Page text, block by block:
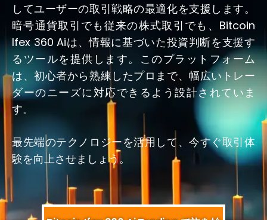
してユーザーの取引戦略の最適化を支援します。
暗号通貨取引でも従来の株式取引でも、Bitcoin
Ifex 360 Aiは、情報に基づいた投資判断を支援す
るツールを提供します。このプラットフォーム
は、初心者から熟練したプロまで、幅広いトレー
ダーのニーズに対応できるよう設計されていま
す。
最先端のテクノロジーを活用して、今すぐ取引体
験を向上させましょう。